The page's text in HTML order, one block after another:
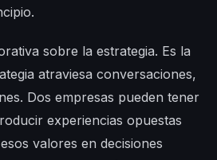
sobre la estrategia. Es la
atraviesa conversaciones,
Dos empresas pueden tener
experiencias opuestas
valores en decisiones